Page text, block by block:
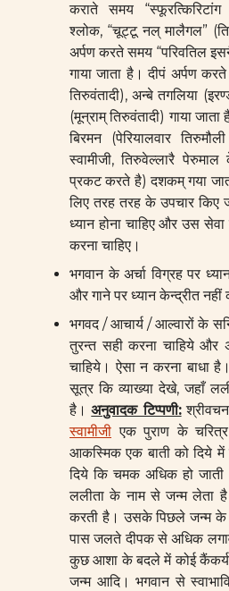
कराते समय “स्फूरत्किरिटांग
श्लोक, “चूट्टू नल् मालैगल”
अर्पण करते समय “परिवतिल
गाया जाता है। दीपं अर्पण
तिरुवंतादी), अन्बे तगलिया
(मून्राम् तिरुवंतादी) गाया
बिरमन (पेरियालवार
स्वामीजी, तिरुवेल्लारै
प्रकट करते है) दशकम् गया
लिए तरह तरह के उपचार किए
ध्यान होना चाहिए और उस
करना चाहिए।
भगवान के अर्चा विग्रह पर
और गाने पर ध्यान केन्द्रीत नहीं
भगवद / आचार्य / आल्वारों के
तुरन्त सही करना चाहिये
चाहिये। ऐसा न करना बाधा
सूत्र कि व्याख्या देखे, जहाँ
है।अनुवादक टिप्पणी:
स्वामीजी एक पुराण के
आकस्मिक एक बाती को दिये
दिये कि चमक अधिक हो
ललीता के नाम से जन्म लेता है
करती है। उसके पिछले जन्म
पास जलते दीपक से अधिक
कुछ आशा के बदले में कोई कैंकर्य
जन्म आदि। भगवान से